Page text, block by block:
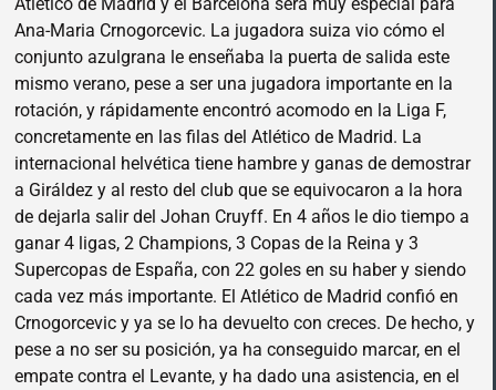
Ana-Maria Crnogorcevic. La jugadora suiza vio cómo el
conjunto azulgrana le enseñaba la puerta de salida este
mismo verano, pese a ser una jugadora importante en la
rotación, y rápidamente encontró acomodo en la Liga F,
concretamente en las filas del Atlético de Madrid. La
internacional helvética tiene hambre y ganas de demostrar
a Giráldez y al resto del club que se equivocaron a la hora
de dejarla salir del Johan Cruyff. En 4 años le dio tiempo a
ganar 4 ligas, 2 Champions, 3 Copas de la Reina y 3
Supercopas de España, con 22 goles en su haber y siendo
cada vez más importante. El Atlético de Madrid confió en
Crnogorcevic y ya se lo ha devuelto con creces. De hecho, y
pese a no ser su posición, ya ha conseguido marcar, en el
empate contra el Levante, y ha dado una asistencia, en el